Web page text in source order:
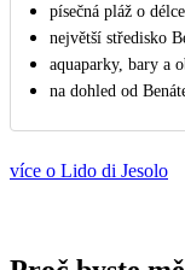
písečná pláž o
největší středisko
aquaparky, bary a
na dohled od
více o Lido di Jesolo